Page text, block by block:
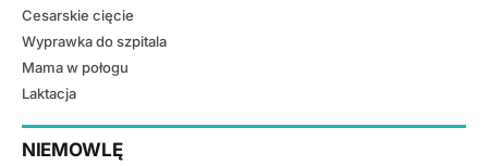
Cesarskie cięcie
Wyprawka do szpitala
Mama w połogu
Laktacja
NIEMOWLĘ